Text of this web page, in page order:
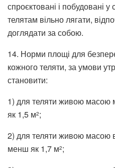
спроєктовані і побудовані
телятам вільно лягати,
доглядати за собою.
14. Норми площі для
кожного теляти, за умови
становити:
1) для теляти живою масою
як 1,5 м2;
2) для теляти живою масою
менш як 1,7 м2;